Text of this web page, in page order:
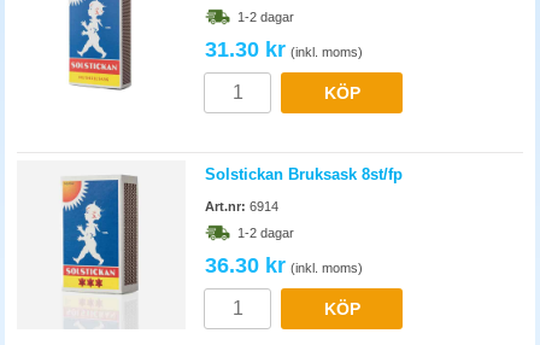
1-2 dagar
31.30 kr (inkl. moms)
KÖP
Solstickan Bruksask 8st/fp
Art.nr: 6914
1-2 dagar
36.30 kr (inkl. moms)
KÖP